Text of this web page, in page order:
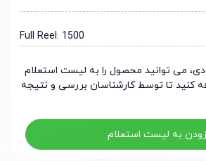
Full Reel: 1500
می توانید محصول را به لیست استعلام
کنید تا توسط کارشناسان بررسی و نتیجه
به لیست استعلام